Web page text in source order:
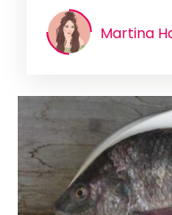
Martina